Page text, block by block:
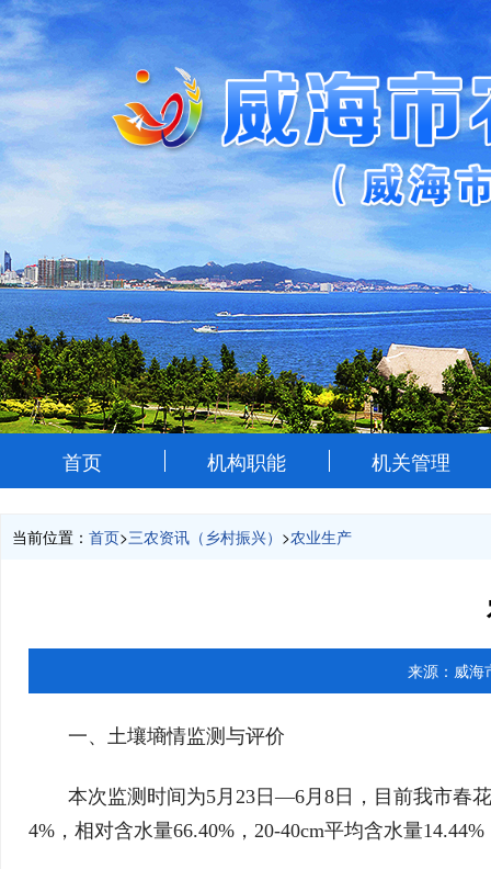
首页 机构职能 机关管理
当前位置： 首页>三农资讯（乡村振兴） >农业生产
来源： 威海
一、土壤墒情监测与评价
本次监测时间为5月23日—6月8日，目前我市春
4%，相对含水量66.40%，20-40cm平均含水量